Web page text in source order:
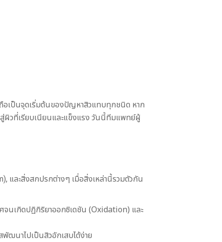
อเป็นจุดเริ่มต้นของปัญหาสิวแทบทุกชนิด หาก
ผิวที่เรียบเนียนและแข็งแรง วันนี้ทีมแพทย์ผู้
และสิ่งสกปรกต่างๆ เมื่อสิ่งเหล่านี้รวมตัวกัน
นเกิดปฏิกิริยาออกซิเดชัน (Oxidation) และ
ฒนาไปเป็นสิวอักเสบได้ง่าย